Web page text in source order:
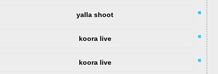
yalla shoot
koora live
koora live